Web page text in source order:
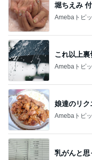
堀ちえみ
Amebaトピ
これ以上
Amebaトピ
娘達のリク
Amebaトピ
乳がんと思